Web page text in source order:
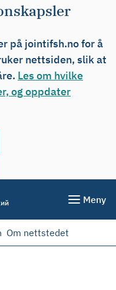
på jointifsh.no for å
nettsiden, slik at
Les om hvilke
og oppdater
Meny
Om nettstedet